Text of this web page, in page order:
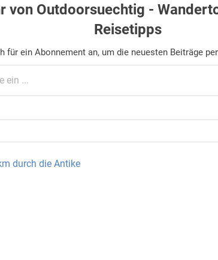
von Outdoorsuechtig -
Reisetipps
für ein Abonnement an, um die neuesten Beiträge
durch die Antike